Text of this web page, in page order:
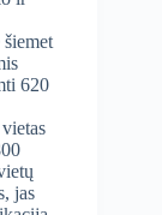
620
jas